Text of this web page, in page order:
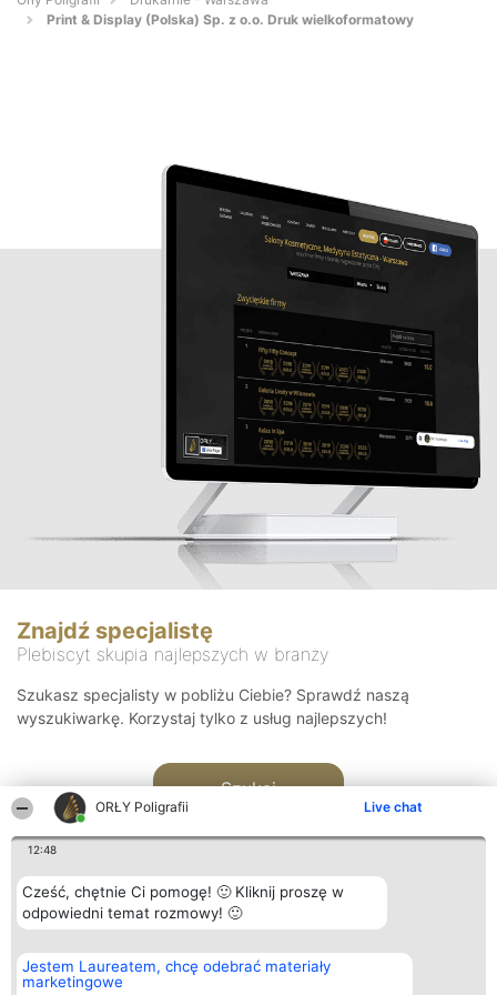
ORŁY Poligrafii Live chat
12:48
Cześć, chętnie Ci pomogę! 🙂 Kliknij proszę w
odpowiedni temat rozmowy! 🙂
Jestem Laureatem, chcę odebrać materiały
marketingowe
Print & Display (Polska) Sp. z o.o. Druk wielkoformatowy
Znajdź specjalistę
Plebiscyt skupia najlepszych w branży
Szukasz specjalisty w pobliżu Ciebie? Sprawdź naszą
wyszukiwarkę. Korzystaj tylko z usług najlepszych!
Szukaj
Organizator plebiscytu
Bright Side Solutions sp. z o.
o. sp. k.
Plebiscyt
Laureaci
Kontakt
Kontakt